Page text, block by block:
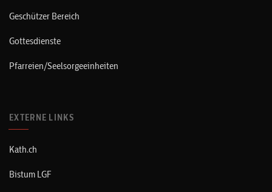
Geschützer Bereich
Gottesdienste
Pfarreien/Seelsorgeeinheiten
EXTERNE LINKS
Kath.ch
Bistum LGF